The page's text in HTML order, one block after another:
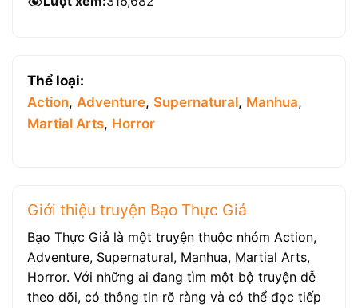
Thể loại:
Action, Adventure, Supernatural, Manhua,
Martial Arts, Horror
Giới thiệu truyện Bạo Thực Giả
Bạo Thực Giả là một truyện thuộc nhóm Action,
Adventure, Supernatural, Manhua, Martial Arts,
Horror. Với những ai đang tìm một bộ truyện dễ
theo dõi, có thông tin rõ ràng và có thể đọc tiếp